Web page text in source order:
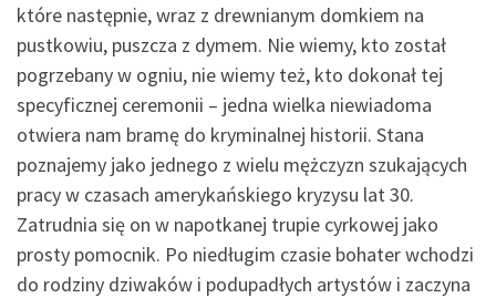
które następnie, wraz z drewnianym domkiem na
pustkowiu, puszcza z dymem. Nie wiemy, kto został
pogrzebany w ogniu, nie wiemy też, kto dokonał tej
specyficznej ceremonii – jedna wielka niewiadoma
otwiera nam bramę do kryminalnej historii. Stana
poznajemy jako jednego z wielu mężczyzn szukających
pracy w czasach amerykańskiego kryzysu lat 30.
Zatrudnia się on w napotkanej trupie cyrkowej jako
prosty pomocnik. Po niedługim czasie bohater wchodzi
do rodziny dziwaków i podupadłych artystów i zaczyna